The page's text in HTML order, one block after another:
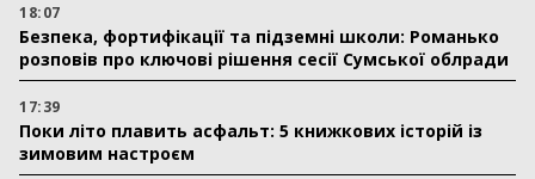
18:07
Безпека, фортифікації та підземні школи: Романько
розповів про ключові рішення сесії Сумської облради
17:39
Поки літо плавить асфальт: 5 книжкових історій із
зимовим настроєм